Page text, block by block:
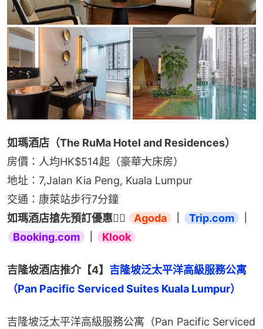
如瑪酒店（The RuMa Hotel and Residences）
房價：人均HK$514起（豪華大床房）
地址：7,Jalan Kia Peng, Kuala Lumpur
交通：康萊站步行7分鐘
如瑪酒店搶先預訂優惠👉🏻
Agoda Trip.com
Booking.com
Klook
吉隆坡酒店推介【4】 吉隆坡泛太平洋高級服務公寓
（Pan Pacific Serviced Suites Kuala Lumpur）
吉隆坡泛太平洋高級服務公寓（Pan Pacific Serviced